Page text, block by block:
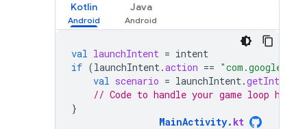
Kotlin Java
val launchIntent = intent
if (launchIntent.action ==
val scenario = launchIntent.getIntExtra
// Code to handle your game loop here
}
MainActivity. kt